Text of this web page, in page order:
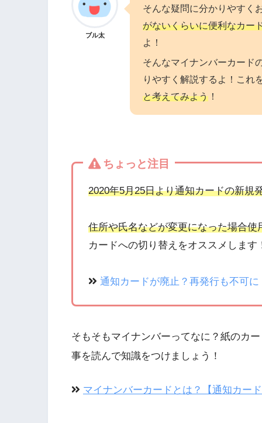
ブル太
そんな疑問に分かりやすく
がないくらいに便利なカー
よ！
そんなマイナンバーカード
りやすく解説するよ！これ
と考えてみよう ！
ちょっと注目
2020年5月25日より通知カードの新規
住所や氏名などが変更になった場合使
カードへの切り替えをオススメします
通知カードが廃止？再発行も不可
そもそもマイナンバーってなに？紙のカ
事を読んで知識をつけましょう！
マイナンバーカードとは？【通知カー